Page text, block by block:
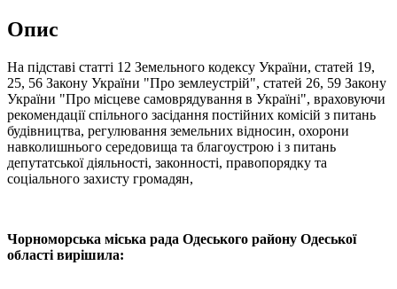
Опис
На підставі статті 12 Земельного кодексу України, статей 19,
25, 56 Закону України "Про землеустрій", статей 26, 59 Закону
України "Про місцеве самоврядування в Україні", враховуючи
рекомендації спільного засідання постійних комісій з питань
будівництва, регулювання земельних відносин, охорони
навколишнього середовища та благоустрою і з питань
депутатської діяльності, законності, правопорядку та
соціального захисту громадян,
Чорноморська міська рада Одеського району Одеської
області вирішила: